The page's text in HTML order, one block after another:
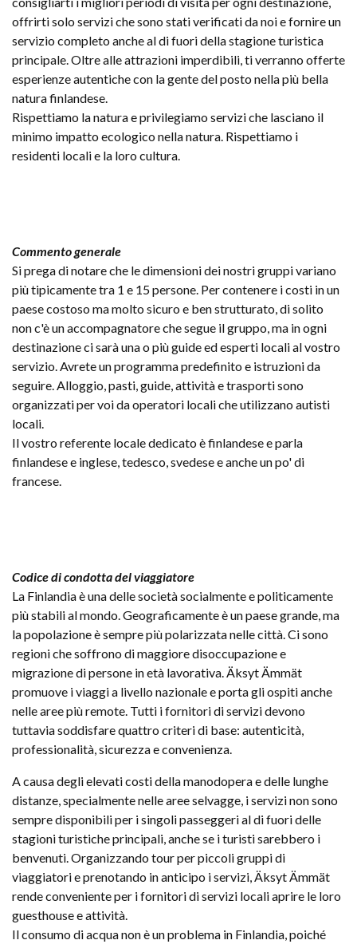
offrirti solo servizi che sono stati verificati da noi e fornire un
servizio completo anche al di fuori della stagione turistica
principale. Oltre alle attrazioni imperdibili, ti verranno offerte
esperienze autentiche con la gente del posto nella più bella
natura finlandese.
Rispettiamo la natura e privilegiamo servizi che lasciano il
minimo impatto ecologico nella natura. Rispettiamo i
residenti locali e la loro cultura.
Commento generale
Si prega di notare che le dimensioni dei nostri gruppi variano
più tipicamente tra 1 e 15 persone. Per contenere i costi in un
paese costoso ma molto sicuro e ben strutturato, di solito
non c'è un accompagnatore che segue il gruppo, ma in ogni
destinazione ci sarà una o più guide ed esperti locali al vostro
servizio. Avrete un programma predefinito e istruzioni da
seguire. Alloggio, pasti, guide, attività e trasporti sono
organizzati per voi da operatori locali che utilizzano autisti
locali.
Il vostro referente locale dedicato è finlandese e parla
finlandese e inglese, tedesco, svedese e anche un po' di
francese.
Codice di condotta del viaggiatore
La Finlandia è una delle società socialmente e politicamente
più stabili al mondo. Geograficamente è un paese grande, ma
la popolazione è sempre più polarizzata nelle città. Ci sono
regioni che soffrono di maggiore disoccupazione e
migrazione di persone in età lavorativa. Äksyt Ämmät
promuove i viaggi a livello nazionale e porta gli ospiti anche
nelle aree più remote. Tutti i fornitori di servizi devono
tuttavia soddisfare quattro criteri di base: autenticità,
professionalità, sicurezza e convenienza.
A causa degli elevati costi della manodopera e delle lunghe
distanze, specialmente nelle aree selvagge, i servizi non sono
sempre disponibili per i singoli passeggeri al di fuori delle
stagioni turistiche principali, anche se i turisti sarebbero i
benvenuti. Organizzando tour per piccoli gruppi di
viaggiatori e prenotando in anticipo i servizi, Äksyt Ämmät
rende conveniente per i fornitori di servizi locali aprire le loro
guesthouse e attività.
Il consumo di acqua non è un problema in Finlandia, poiché